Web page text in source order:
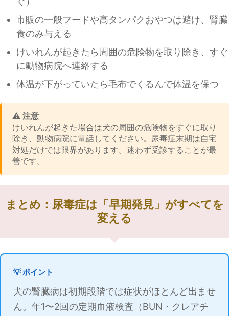
市販の一般フードや高タンパクおやつは避け、腎臓
食のみ与える
けいれんが起きたら周囲の危険物を取り除き、すぐ
に動物病院へ連絡する
体温が下がっていたら毛布でくるんで体温を保つ
⚠️ 注意
けいれんが起きた場合は犬の周囲の危険物をすぐに取り
除き、動物病院に電話してください。尿毒症末期は自宅
対処だけでは限界があります。迷わず受診することが最
善です。
まとめ：尿毒症は「早期発見」がすべてを
変える
💡 ポイント
犬の腎臓病は初期段階では症状がほとんど出ませ
ん。年1〜2回の定期血液検査（BUN・クレアチ